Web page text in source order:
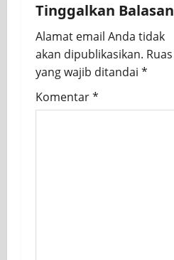
Tinggalkan Balasan
Alamat email Anda tidak
akan dipublikasikan. Ruas
yang wajib ditandai *
Komentar*